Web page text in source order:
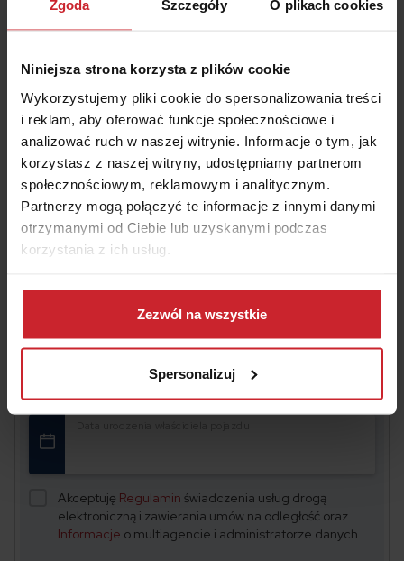
Zgoda Szczegóły O plikach cookies
Niniejsza strona korzysta z plików cookie
Wykorzystujemy pliki cookie do spersonalizowania treści
i reklam, aby oferować funkcje społecznościowe i
analizować ruch w naszej witrynie. Informacje o tym, jak
korzystasz z naszej witryny, udostępniamy partnerom
społecznościowym, reklamowym i analitycznym.
Partnerzy mogą połączyć te informacje z innymi danymi
otrzymanymi od Ciebie lub uzyskanymi podczas
korzystania z ich usług.
Dowiedz się więcej na temat tego, kim jesteśmy, jak
można się z nami skontaktować i w jaki sposób
przetwarzamy dane osobowe w ramachPolityki
Zezwól na wszystkie
Spersonalizuj
Czerwone tablice są ważne tylko przez 30 dni, ale
istnieje możliwość jednorazowego przedłużenia
rejestracyjnych, właściciel pojazdu ma obowiązek
wykupienia ubezpieczenia OC. Może to być
polisa miesięczna lub roczna.
Numer rejestracyjny pojazdu
Akceptuję Regulamin świadczenia usług drogą
elektroniczną i zawierania umów na odległość oraz
Informacje o multiagencie i administratorze danych.